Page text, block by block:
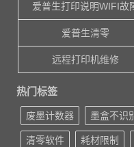
爱普生打印说明WIFI故
爱普生清零
远程打印机维修
热门标签
废墨计数器 墨盒不识
清零软件 耗材限制